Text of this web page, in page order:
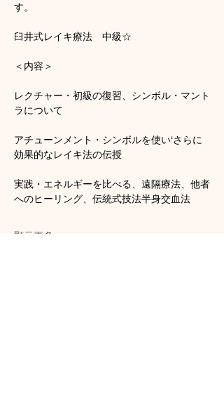
す。
臼井式レイキ療法　中級☆
＜内容＞
レクチャー・初級の復習、シンボル・マント
ラについて
アチューンメント・シンボルを使い‘さらに
効果的なレイキ法の伝授
実践・エネルギーを比べる、遠隔療法、他者
へのヒーリング、伝統式技法半身交血法
顯示更多